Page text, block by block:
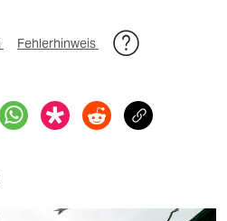
Fehlerhinweis